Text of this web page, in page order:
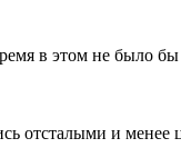
в этом не было
отсталыми и